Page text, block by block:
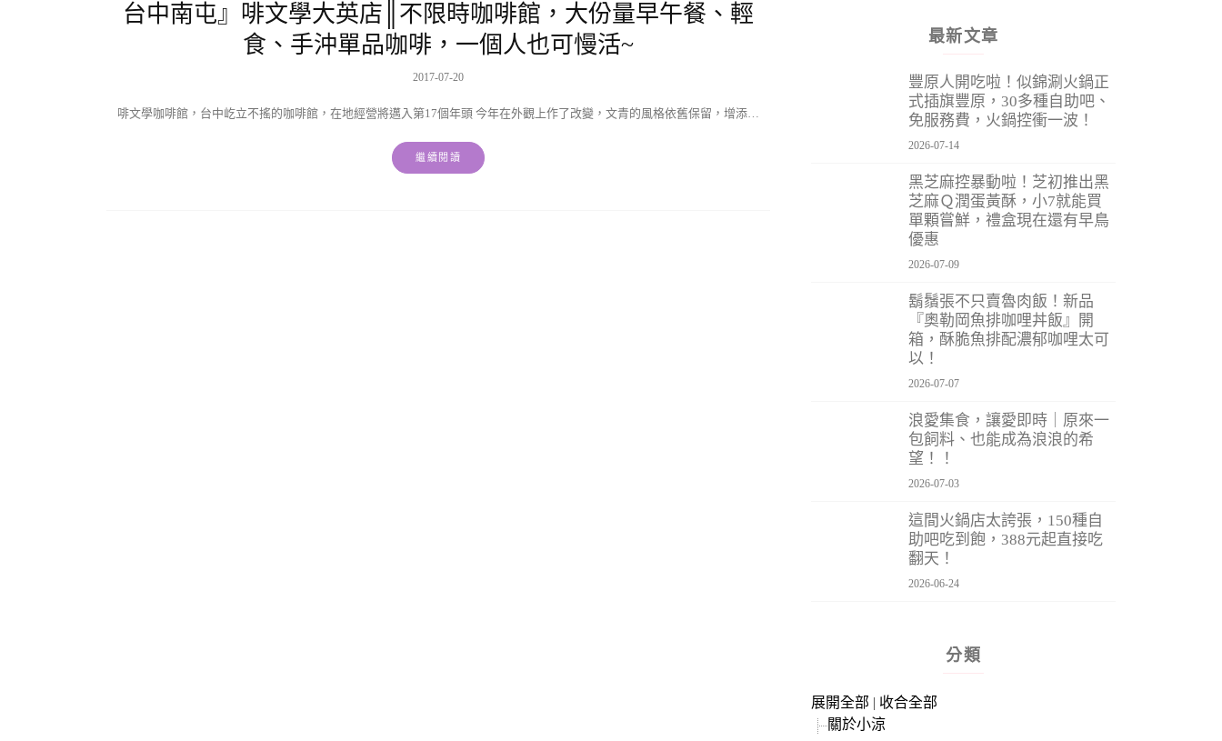
台中南屯』啡文學大英店║不限時咖啡館，大份量早午餐、輕
食、手沖單品咖啡，一個人也可慢活~
2017-07-20
啡文學咖啡館，台中屹立不搖的咖啡館，在地經營將邁入第17個年頭 今年在外觀上作了改變，文青的風格依舊保留，增添…
繼續閱讀
最新文章
豐原人開吃啦！似錦涮火鍋正
式插旗豐原，30多種自助吧、
免服務費，火鍋控衝一波！
2026-07-14
黑芝麻控暴動啦！芝初推出黑
芝麻Ｑ潤蛋黃酥，小7就能買
單顆嘗鮮，禮盒現在還有早鳥
優惠
2026-07-09
鬍鬚張不只賣魯肉飯！新品
『奧勒岡魚排咖哩丼飯』開
箱，酥脆魚排配濃郁咖哩太可
以！
2026-07-07
浪愛集食，讓愛即時｜原來一
包飼料、也能成為浪浪的希
望！！
2026-07-03
這間火鍋店太誇張，150種自
助吧吃到飽，388元起直接吃
翻天！
2026-06-24
分類
展開全部 | 收合全部
關於小涼